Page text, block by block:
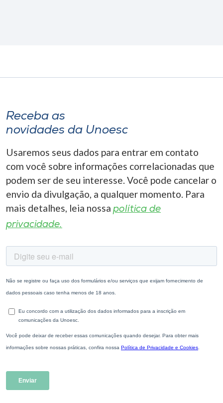
Receba as
novidades da Unoesc
Usaremos seus dados para entrar em contato
com você sobre informações correlacionadas que
podem ser de seu interesse. Você pode cancelar o
envio da divulgação, a qualquer momento. Para
mais detalhes, leia nossa política de
privacidade.